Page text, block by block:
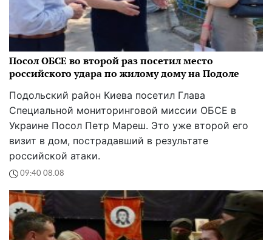
Посол ОБСЕ во второй раз посетил место
российского удара по жилому дому на Подоле
Подольский район Киева посетил Глава
Специальной мониторинговой миссии ОБСЕ в
Украине Посол Петр Мареш. Это уже второй его
визит в дом, пострадавший в результате
российской атаки.
09:40 08.08